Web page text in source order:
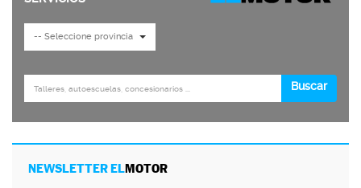
NEWSLETTER ELMOTOR